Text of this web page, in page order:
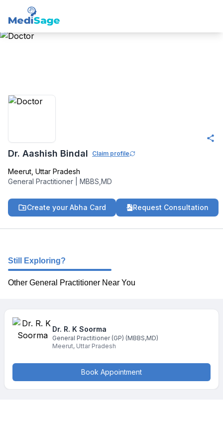
Dr. Aashish Bindal Claim profile
Meerut Uttar Pradesh
General Practitioner
MBBS,MD
Create your Abha Card Request Consultation
Still Exploring?
Other General Practitioner Near You
Dr. R. K Soorma
General Practitioner (GP) (MBBS,MD)
Meerut, Uttar Pradesh
Book Appointment